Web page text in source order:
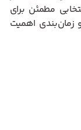
مطمئن برای
زمان‌بندی اهمیت